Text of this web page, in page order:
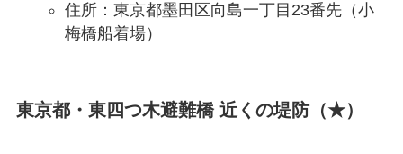
住所：東京都墨田区向島一丁目23番先（小
梅橋船着場）
東京都・東四つ木避難橋 近くの堤防（★）